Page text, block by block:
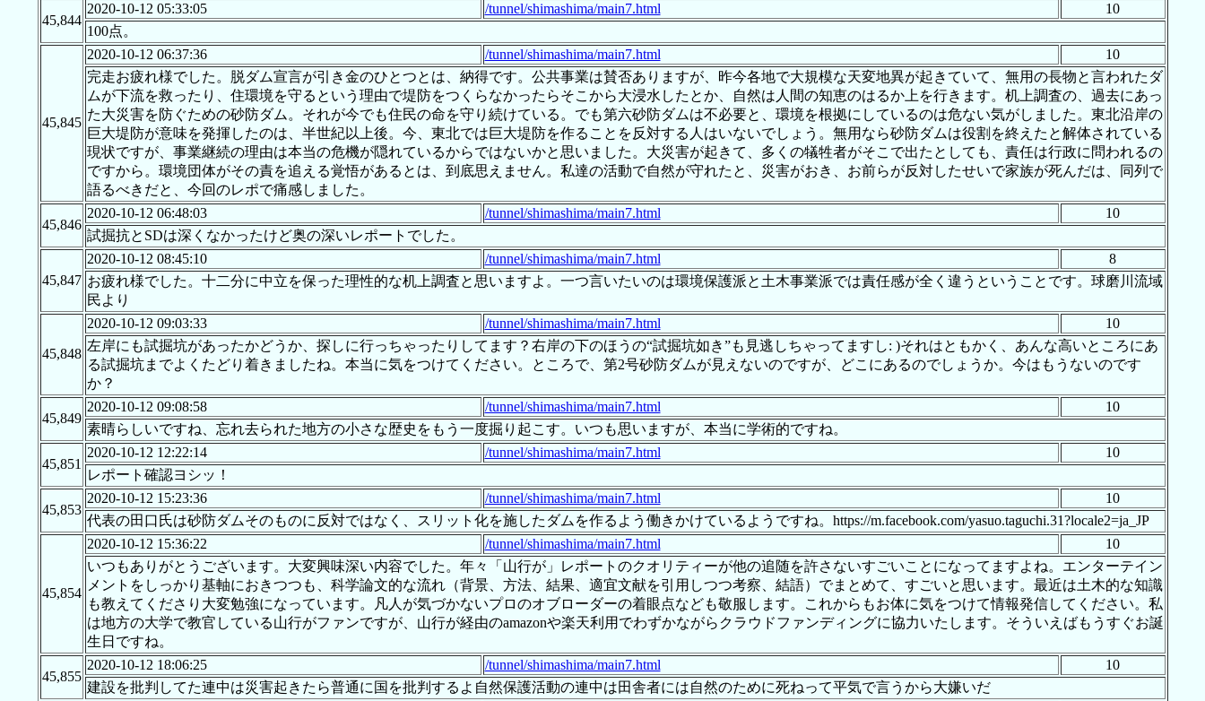
45,844
2020-10-12 05:33:05 /tunnel/shimashima/main7.html
10
100点。
45,845
2020-10-12 06:37:36 /tunnel/shimashima/main7.html
10
完走お疲れ様でした。脱ダム宣言が引き金のひとつとは、納得です。公共事業は賛否ありますが、昨今各地で大規模な天変地異が起きていて、無用の長物と言われたダ
ムが下流を救ったり、住環境を守るという理由で堤防をつくらなかったらそこから大浸水したとか、自然は人間の知恵のはるか上を行きます。机上調査の、過去にあっ
た大災害を防ぐための砂防ダム。それが今でも住民の命を守り続けている。でも第六砂防ダムは不必要と、環境を根拠にしているのは危ない気がしました。東北沿岸の
巨大堤防が意味を発揮したのは、半世紀以上後。今、東北では巨大堤防を作ることを反対する人はいないでしょう。無用なら砂防ダムは役割を終えたと解体されている
現状ですが、事業継続の理由は本当の危機が隠れているからではないかと思いました。大災害が起きて、多くの犠牲者がそこで出たとしても、責任は行政に問われるの
ですから。環境団体がその責を追える覚悟があるとは、到底思えません。私達の活動で自然が守れたと、災害がおき、お前らが反対したせいで家族が死んだは、同列で
語るべきだと、今回のレポで痛感しました。
45,846
2020-10-12 06:48:03 /tunnel/shimashima/main7.html
10
試掘抗とSDは深くなかったけど奥の深いレポートでした。
45,847
2020-10-12 08:45:10 /tunnel/shimashima/main7.html
8
お疲れ様でした。十二分に中立を保った理性的な机上調査と思いますよ。一つ言いたいのは環境保護派と土木事業派では責任感が全く違うということです。球磨川流域
民より
45,848
2020-10-12 09:03:33 /tunnel/shimashima/main7.html
10
左岸にも試掘坑があったかどうか、探しに行っちゃったりしてます？右岸の下のほうの“試掘坑如き”も見逃しちゃってますし: )それはともかく、あんな高いところにあ
る試掘坑までよくたどり着きましたね。本当に気をつけてください。ところで、第2号砂防ダムが見えないのですが、どこにあるのでしょうか。今はもうないのです
か？
45,849
2020-10-12 09:08:58 /tunnel/shimashima/main7.html
10
素晴らしいですね、忘れ去られた地方の小さな歴史をもう一度掘り起こす。いつも思いますが、本当に学術的ですね。
45,851
2020-10-12 12:22:14 /tunnel/shimashima/main7.html
10
レポート確認ヨシッ！
45,853
2020-10-12 15:23:36 /tunnel/shimashima/main7.html
10
代表の田口氏は砂防ダムそのものに反対ではなく、スリット化を施したダムを作るよう働きかけているようですね。https://m.facebook.com/yasuo.taguchi.31?locale2=ja_JP
45,854
2020-10-12 15:36:22 /tunnel/shimashima/main7.html
10
いつもありがとうございます。大変興味深い内容でした。年々「山行が」レポートのクオリティーが他の追随を許さないすごいことになってますよね。エンターテイン
メントをしっかり基軸におきつつも、科学論文的な流れ（背景、方法、結果、適宜文献を引用しつつ考察、結語）でまとめて、すごいと思います。最近は土木的な知識
も教えてくださり大変勉強になっています。凡人が気づかないプロのオブローダーの着眼点なども敬服します。これからもお体に気をつけて情報発信してください。私
は地方の大学で教官している山行がファンですが、山行が経由のamazonや楽天利用でわずかながらクラウドファンディングに協力いたします。そういえばもうすぐお誕
生日ですね。
45,855
2020-10-12 18:06:25 /tunnel/shimashima/main7.html
10
建設を批判してた連中は災害起きたら普通に国を批判するよ自然保護活動の連中は田舎者には自然のために死ねって平気で言うから大嫌いだ